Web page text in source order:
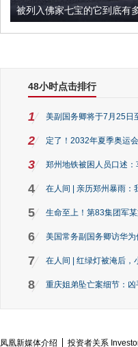
被列入佛家七宝的它到底有
48小时点击排行
1 美副国务卿将于7月25日
2 定了！2032年夏季奥运
3 郑州地铁被困人员口述
4 在人间 | 亲历郑州暴雨：
5 生命至上！第83集团军
6 美国常务副国务卿访华
7 在人间 | 红绿灯被淹后，
8 重庆姐弟坠亡案细节：
凤凰新媒体介绍 投资者关系